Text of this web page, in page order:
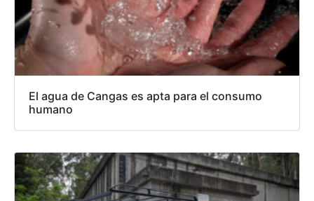
El agua de Cangas es apta para el consumo
humano